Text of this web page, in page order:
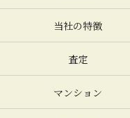
当社の特徴
査定
マンション